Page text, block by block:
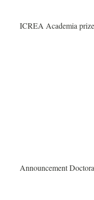
ICREA Academia
Announcement